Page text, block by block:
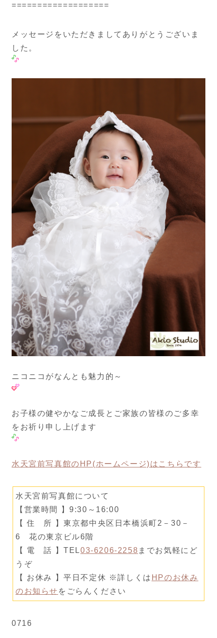
===================
メッセージをいただきましてありがとうございま
した。
ニコニコがなんとも魅力的～
お子様の健やかなご成長とご家族の皆様のご多幸
をお祈り申し上げます
水天宮前写真館のHP(ホームページ)はこちらです
水天宮前写真館について
【営業時間 】9:30～16:00
【 住 所 】東京都中央区日本橋浜町2－30－
6 花の東京ビル6階
【 電 話 】TEL03-6206-2258 までお気軽にど
うぞ
【 お休み 】平日不定休 ※詳しくは HPのお休み
のお知らせ をごらんください
0716